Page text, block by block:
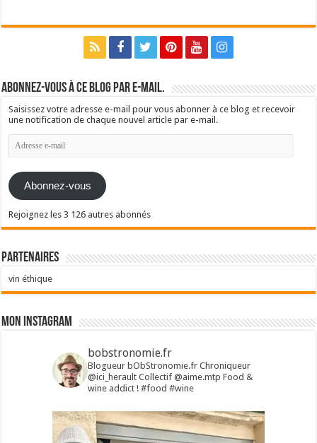
Abonnez-vous à ce blog par e-mail.
Saisissez votre adresse e-mail pour vous abonner à ce blog et recevoir
une notification de chaque nouvel article par e-mail.
Adresse
e-
Abonnez-vous
Rejoignez les 3 126 autres abonnés
Partenaires
vin éthique
Mon Instagram
bobstronomie.fr
Blogueur bObStronomie.fr Chroniqueur
@ici_heraultCollectif @aime.mtp Food &
wine addict !#food #wine